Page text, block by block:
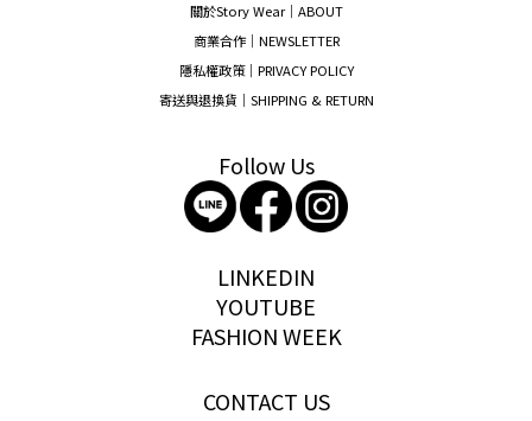
關於Story Wear｜ABOUT
商業合作｜NEWSLETTER
隱私權政策｜PRIVACY POLICY
寄送與退換貨｜SHIPPING & RETURN
Follow Us
LINKEDIN
YOUTUBE
FASHION WEEK
CONTACT US